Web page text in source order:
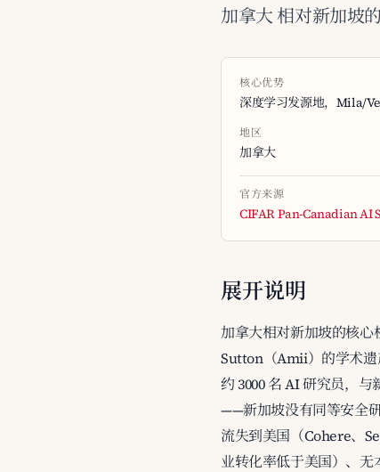
加拿大 相对新加坡
核心优势
深度学习发源地，Mila/
地区
加拿大
官方来源
CIFAR Pan-Canadian AI
展开说明
加拿大相对新加坡的核
Sutton（Amii）的学术
约 3000 名 AI 研究员，
——新加坡没有同等安全
流失到美国（Cohere、
业转化率低于美国）、